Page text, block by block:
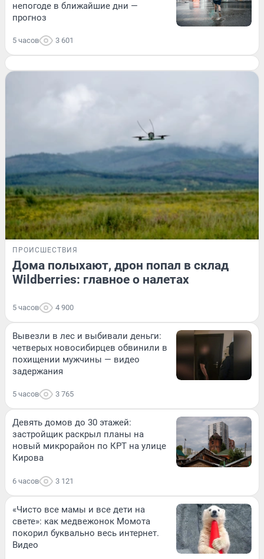
непогоде в ближайшие дни —
прогноз
5 часов 3 601
ПРОИСШЕСТВИЯ
Дома полыхают, дрон попал в склад
Wildberries: главное о налетах
5 часов 4 900
Вывезли в лес и выбивали деньги:
четверых новосибирцев обвинили в
похищении мужчины — видео
задержания
5 часов 3 765
Девять домов до 30 этажей:
застройщик раскрыл планы на
новый микрорайон по КРТ на улице
Кирова
6 часов 3 121
«Чисто все мамы и все дети на
свете»: как медвежонок Момота
покорил буквально весь интернет.
Видео